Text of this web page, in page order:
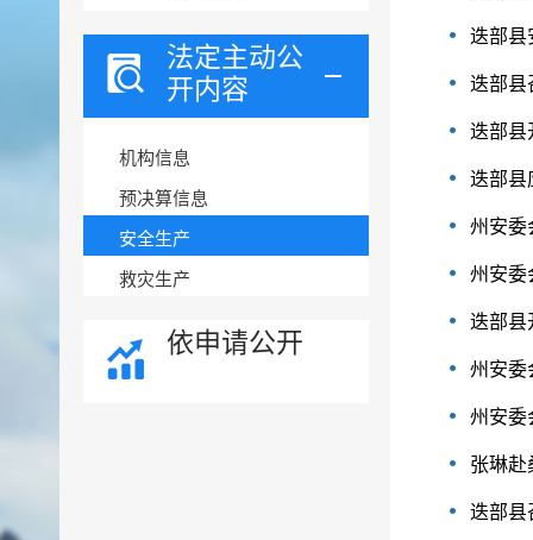
法定主动公
开内容
机构信息
预决算信息
安全生产
救灾生产
依申请公开
迭部县
迭部县
迭部县
迭部县
州安委
州安委
迭部县
州安委
州安委
张琳赴
迭部县